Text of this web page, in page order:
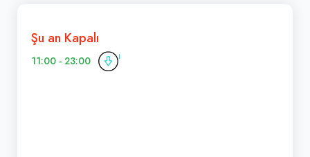
Şu an Kapalı
11:00 - 23:00